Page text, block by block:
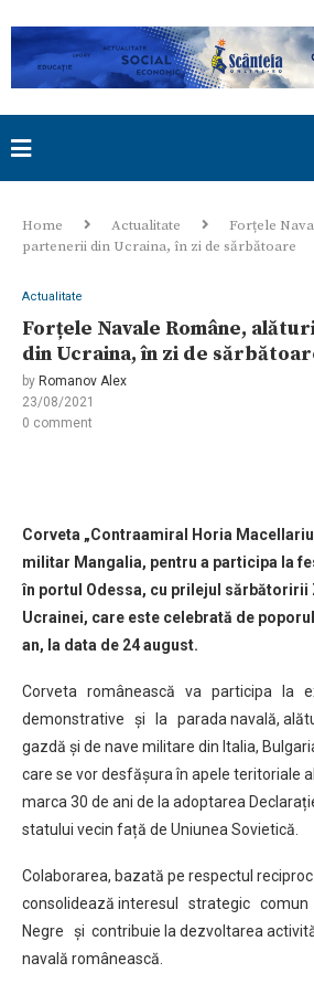
Home Actualitate
Forțele
partenerii din Ucraina, în zi de sărbătoare
Actualitate
Forțele Navale Române,
din Ucraina, în zi de
by Romanov Alex
23/08/2021
0 comment
Corveta „Contraamiral Horia
militar Mangalia, pentru a participa la
în portul Odessa, cu prilejul sărbătoririi
Ucrainei, care este celebrată de
an, la data de 24 august.
Corveta românească va participa la
demonstrative și la parada navală,
gazdă și de nave militare din Italia,
care se vor desfășura în apele teritoriale
marca 30 de ani de la adoptarea
statului vecin față de Uniunea Sovietică.
Colaborarea, bazată pe respectul
consolidează interesul strategic comun
Negre și contribuie la dezvoltarea
navală românească.